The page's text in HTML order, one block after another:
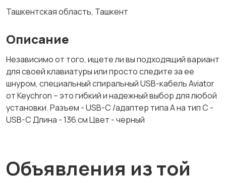
Ташкентская область, Ташкент
Описание
Независимо от того, ищете ли вы подходящий вариант
для своей клавиатуры или просто следите за ее
шнуром, специальный спиральный USB-кабель Aviator
от Keychron – это гибкий и надежный выбор для любой
установки. Разъем - USB-С /адаптер типа A на тип C -
USB-C Длина - 136 см Цвет - черный
Объявления из той